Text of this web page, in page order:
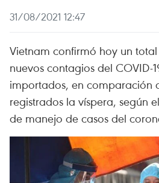
31/08/2021 12:47
Vietnam confirmó hoy un
nuevos contagios del COVID-
importados, en comparación
registrados la víspera, según
de manejo de casos del